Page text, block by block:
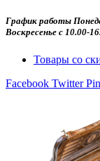
График работы
Воскресенье с 10.00-
Товары со
Facebook Twitter